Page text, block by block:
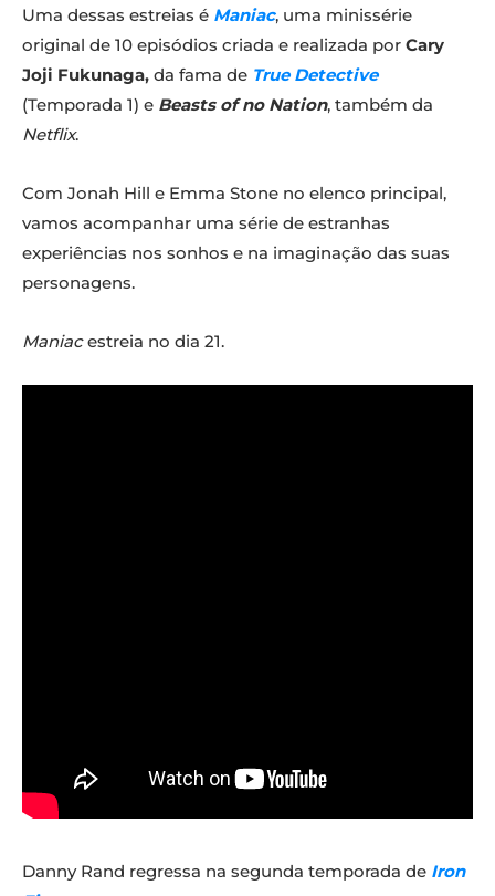
Uma dessas estreias é Maniac, uma minissérie
original de 10 episódios criada e realizada por Cary
Joji Fukunaga, da fama de True Detective
(Temporada 1) e Beasts of no Nation, também da
Netflix.
Com Jonah Hill e Emma Stone no elenco principal,
vamos acompanhar uma série de estranhas
experiências nos sonhos e na imaginação das suas
personagens.
Maniacestreia no dia 21.
Danny Rand regressa na segunda temporada de Iron